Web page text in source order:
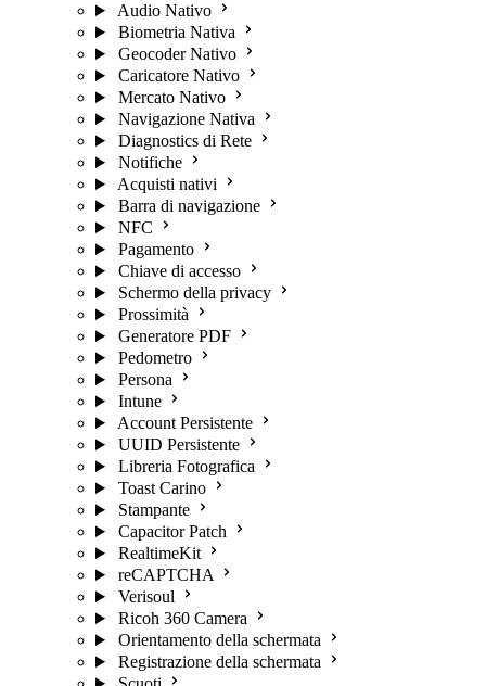
Audio Nativo
Biometria Nativa
Geocoder Nativo
Caricatore Nativo
Mercato Nativo
Navigazione Nativa
Diagnostics di Rete
Notifiche
Acquisti nativi
Barra di navigazione
NFC
Pagamento
Chiave di accesso
Schermo della privacy
Prossimità
Generatore PDF
Pedometro
Persona
Intune
Account Persistente
UUID Persistente
Libreria Fotografica
Toast Carino
Stampante
Capacitor Patch
RealtimeKit
reCAPTCHA
Verisoul
Ricoh 360 Camera
Orientamento della schermata
Registrazione della schermata